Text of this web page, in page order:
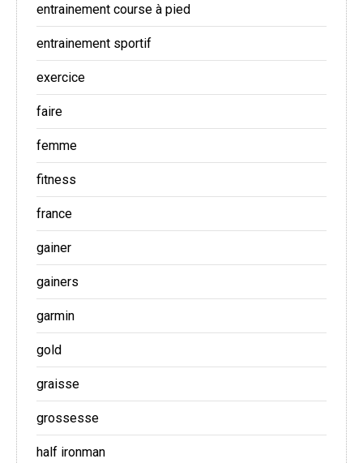
entrainement course à pied
entrainement sportif
exercice
faire
femme
fitness
france
gainer
gainers
garmin
gold
graisse
grossesse
half ironman